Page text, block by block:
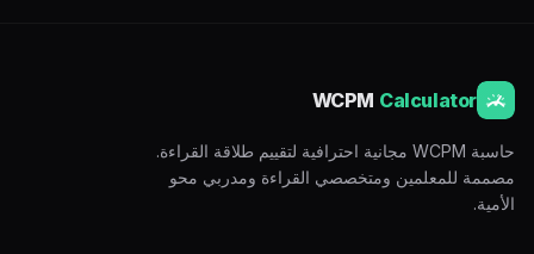
WCPM Calculator
حاسبة WCPM مجانية احترافية لتقييم طلاقة القراءة.
مصممة للمعلمين ومتخصصي القراءة ومدربي محو
الأمية.